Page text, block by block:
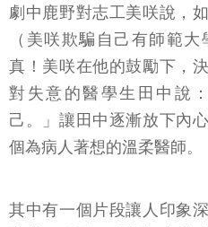
劇中鹿野對志工美咲說，
（美咲欺騙自己有師範
真！美咲在他的鼓勵下，
對失意的醫學生田中說
己。」讓田中逐漸放下內
個為病人著想的溫柔醫師。
其中有一個片段讓人印象